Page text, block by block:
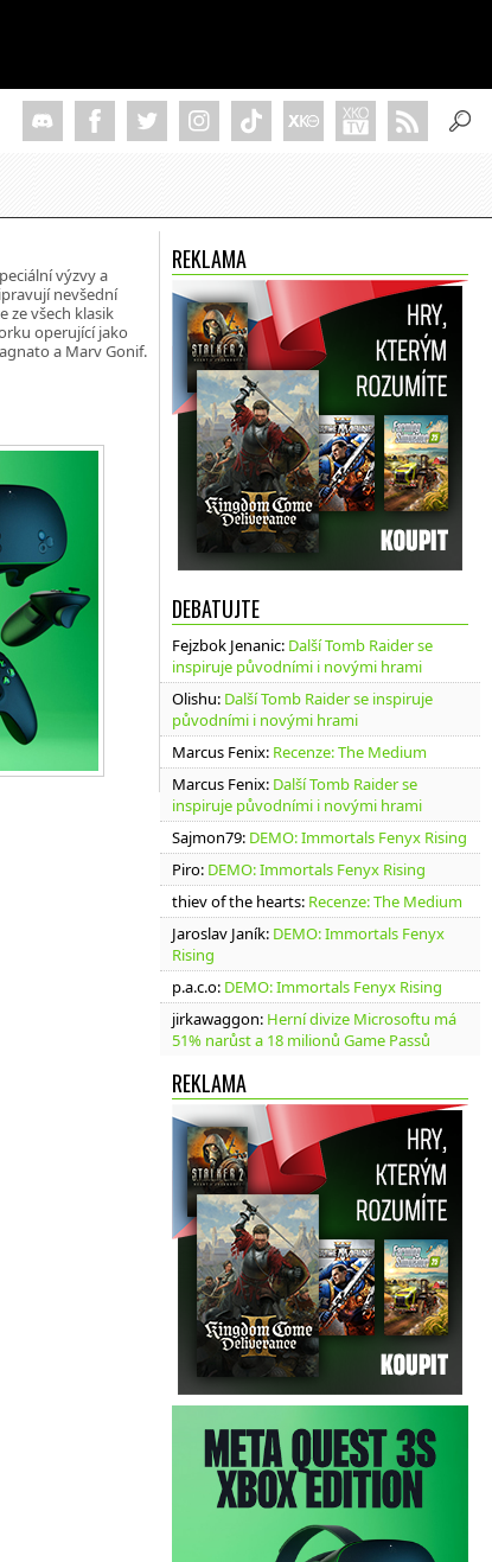
REKLAMA
DEBATUJTE
Fejzbok Jenanic: Další Tomb Raider se
inspiruje původními i novými hrami
Olishu: Další Tomb Raider se inspiruje
původními i novými hrami
Marcus Fenix: Recenze: The Medium
Marcus Fenix: Další Tomb Raider se
inspiruje původními i novými hrami
Sajmon79: DEMO: Immortals Fenyx Rising
Piro: DEMO: Immortals Fenyx Rising
thiev of the hearts: Recenze: The Medium
Jaroslav Janík: DEMO: Immortals Fenyx
Rising
p.a.c.o: DEMO: Immortals Fenyx Rising
jirkawaggon: Herní divize Microsoftu má
51% narůst a 18 milionů Game Passů
REKLAMA
výzvy a
nevšední
ze všech klasik
operující jako
a Marv Gonif.